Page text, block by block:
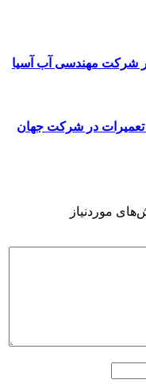
شرکت مهندسی آب آسیا
تعمیرات در شرکت جهان
موردنیاز